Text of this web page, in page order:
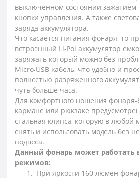
выключенном состоянии зажатием
кнопки управления. А также
заряда аккумулятора.
Что касается питания фонаря, то
встроенный Li-Pol аккумулятор
заряжать который можно без
Micro-USB кабель, что удобно и
полностью разряженного
чуть больше часа.
Для комфортного ношения фонаря-
кармане или рюкзаке
стальная клипса, которую в любой
снять и использовать модель без
подвеса.
Данный фонарь может работать
режимов:
При яркости 160 люмен